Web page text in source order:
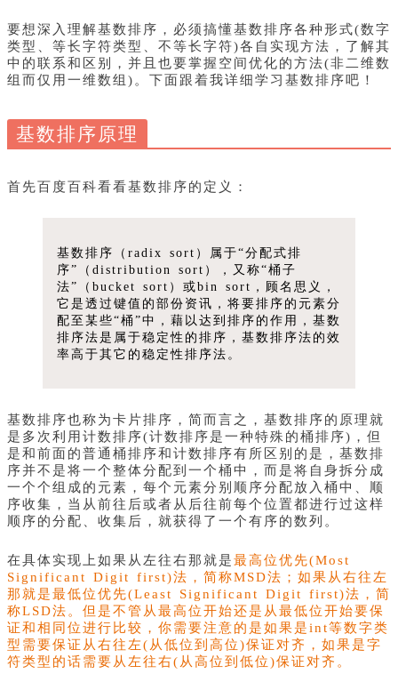
要想深入理解基数排序，必须搞懂基数排序各种形式(数字
类型、等长字符类型、不等长字符)各自实现方法，了解其
中的联系和区别，并且也要掌握空间优化的方法(非二维数
组而仅用一维数组)。下面跟着我详细学习基数排序吧！
基数排序原理
首先百度百科看看基数排序的定义：
基数排序（radix sort）属于“分配式排
序”（distribution sort），又称“桶子
法”（bucket sort）或bin sort，顾名思义，
它是透过键值的部份资讯，将要排序的元素分
配至某些“桶”中，藉以达到排序的作用，基数
排序法是属于稳定性的排序，基数排序法的效
率高于其它的稳定性排序法。
基数排序也称为卡片排序，简而言之，基数排序的原理就
是多次利用计数排序(计数排序是一种特殊的桶排序)，但
是和前面的普通桶排序和计数排序有所区别的是，基数排
序并不是将一个整体分配到一个桶中，而是将自身拆分成
一个个组成的元素，每个元素分别顺序分配放入桶中、顺
序收集，当从前往后或者从后往前每个位置都进行过这样
顺序的分配、收集后，就获得了一个有序的数列。
在具体实现上如果从左往右那就是最高位优先(Most
Significant Digit first)法，简称MSD法；如果从右往左
那就是最低位优先(Least Significant Digit first)法，简
称LSD法。但是不管从最高位开始还是从最低位开始要保
证和相同位进行比较，你需要注意的是如果是int等数字类
型需要保证从右往左(从低位到高位)保证对齐，如果是字
符类型的话需要从左往右(从高位到低位)保证对齐。